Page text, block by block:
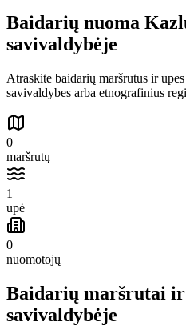
Baidarių nuoma
savivaldybėje
Atraskite baidarių maršrutus ir
savivaldybes arba etnografinius
0
maršrutų
1
upė
0
nuomotojų
Baidarių maršrutai
savivaldybėje